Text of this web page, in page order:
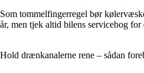
Som tommelfingerregel bør
år, men tjek altid bilens servicebog
Hold drænkanalerne rene – sådan